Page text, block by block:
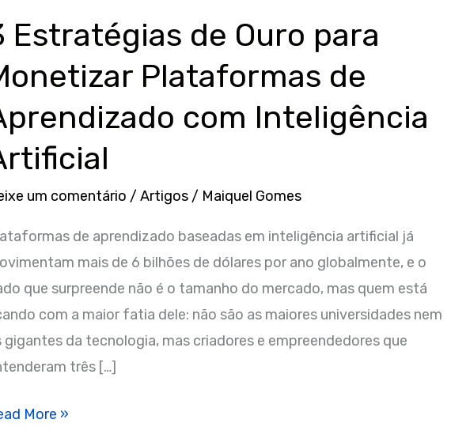
Estratégias de Ouro para
Plataformas de
com Inteligência
um comentário / Artigos / Maiquel Gomes
de aprendizado baseadas em inteligência artificial já
mais de 6 bilhões de dólares por ano globalmente, e o
que surpreende não é o tamanho do mercado, mas quem está
com a maior fatia dele: não são as maiores universidades nem
gigantes da tecnologia, mas criadores e empreendedores que
três […]
More »